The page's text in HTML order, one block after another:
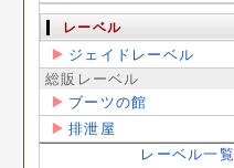
レーベル
ジェイドレーベル
総販レーベル
ブーツの館
排泄屋
レーベル一覧